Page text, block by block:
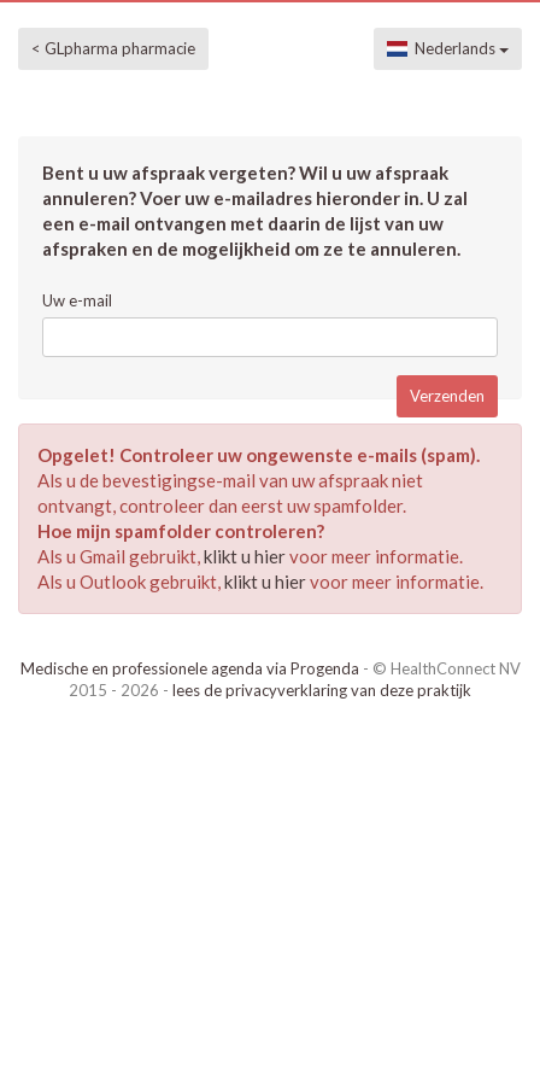
< GLpharma pharmacie Nederlands
Bent u uw afspraak vergeten? Wil u uw afspraak
annuleren? Voer uw e-mailadres hieronder in. U zal
een e-mail ontvangen met daarin de lijst van uw
afspraken en de mogelijkheid om ze te annuleren.
Uw e-mail
Opgelet! Controleer uw ongewenste e-mails (spam).
Als u de bevestigingse-mail van uw afspraak niet
ontvangt, controleer dan eerst uw spamfolder.
Hoe mijn spamfolder controleren?
Als u Gmail gebruikt,klikt u hiervoor meer informatie.
Als u Outlook gebruikt,klikt u hiervoor meer informatie.
Medische en professionele agenda via Progenda - © HealthConnect NV
2015 - 2026 - lees de privacyverklaring van deze praktijk